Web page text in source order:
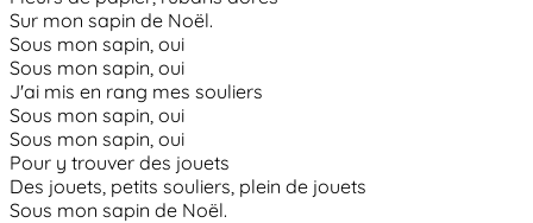
Sur mon sapin de Noël.
Sous mon sapin, oui
Sous mon sapin, oui
J'ai mis en rang mes souliers
Sous mon sapin, oui
Sous mon sapin, oui
Pour y trouver des jouets
Des jouets, petits souliers, plein de jouets
Sous mon sapin de Noël.